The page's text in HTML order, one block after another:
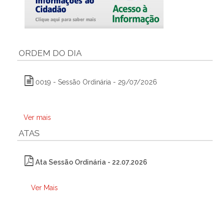
ORDEM DO DIA
0019 - Sessão Ordinária - 29/07/2026
Ver mais
ATAS
Ata Sessão Ordinária - 22.07.2026
Ver Mais